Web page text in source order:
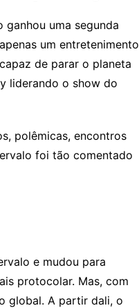
uma segunda
um entretenimento
de parar o planeta
liderando o show do
polêmicas, encontros
foi tão comentado
e mudou para
protocolar. Mas, com
global. A partir dali, o